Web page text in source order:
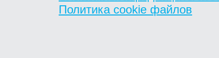
Политика cookie файлов